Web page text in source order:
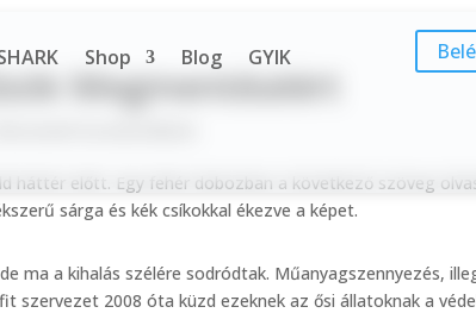
Shop Blog GYIK
Megmentéséért
ma a kihalás szélére sodródtak. Műanyagszennyezés,
szervezet 2008 óta küzd ezeknek az ősi állatoknak a